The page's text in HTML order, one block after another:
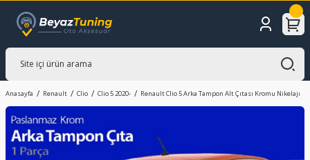
Anasayfa Renault Clio Clio 5 2020- Renault Clio 5 Arka Tampon Alt Çıtası Kromu Nikelajı